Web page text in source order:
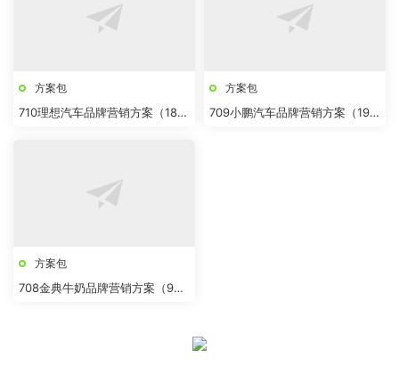
方案包
710理想汽车品牌营销方案（18
方案包
709小鹏汽车品牌营销方案（19
方案包
708金典牛奶品牌营销方案（9